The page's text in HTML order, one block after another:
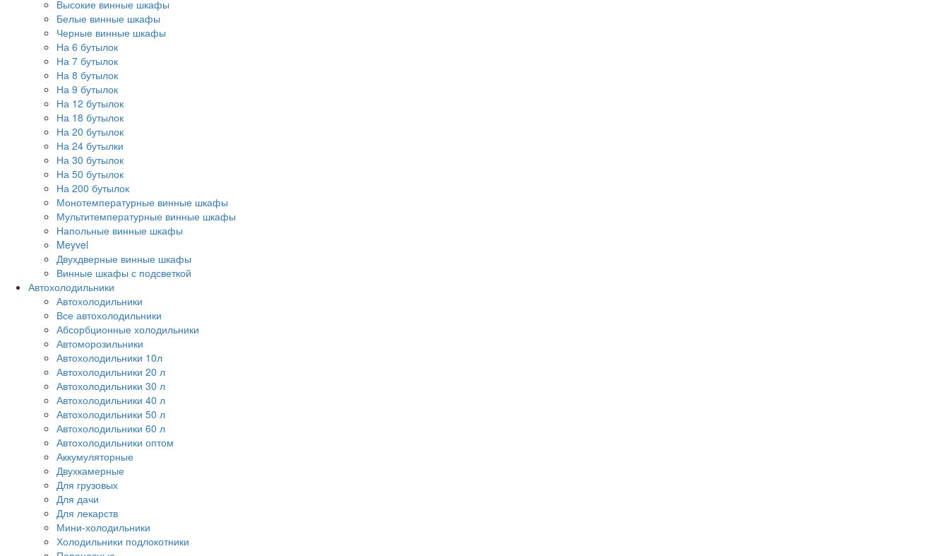
Высокие винные шкафы
Белые винные шкафы
Черные винные шкафы
На 6 бутылок
На 7 бутылок
На 8 бутылок
На 9 бутылок
На 12 бутылок
На 18 бутылок
На 20 бутылок
На 24 бутылки
На 30 бутылок
На 50 бутылок
На 200 бутылок
Монотемпературные винные шкафы
Мультитемпературные винные шкафы
Напольные винные шкафы
Meyvel
Двухдверные винные шкафы
Винные шкафы с подсветкой
Автохолодильники
Автохолодильники
Все автохолодильники
Абсорбционные холодильники
Автоморозильники
Автохолодильники 10л
Автохолодильники 20 л
Автохолодильники 30 л
Автохолодильники 40 л
Автохолодильники 50 л
Автохолодильники 60 л
Автохолодильники оптом
Аккумуляторные
Двухкамерные
Для грузовых
Для дачи
Для лекарств
Мини-холодильники
Холодильники подлокотники